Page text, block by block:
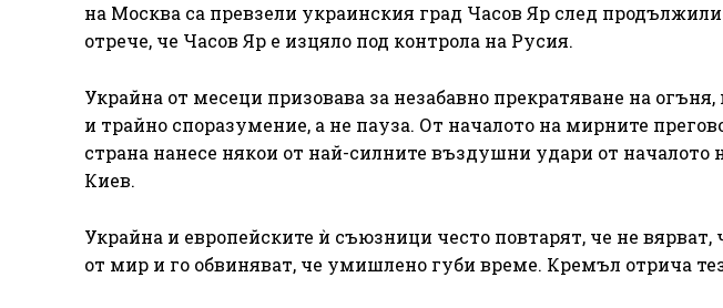
на Москва са превзели украинския град Часов Яр след
отрече, че Часов Яр е изцяло под контрола на Русия.
Украйна от месеци призовава за незабавно прекратяване на
и трайно споразумение, а не пауза. От началото на мирните
страна нанесе някои от най-силните въздушни удари от началото
Киев.
Украйна и европейските ѝ съюзници често повтарят, че не
от мир и го обвиняват, че умишлено губи време. Кремъл отрича